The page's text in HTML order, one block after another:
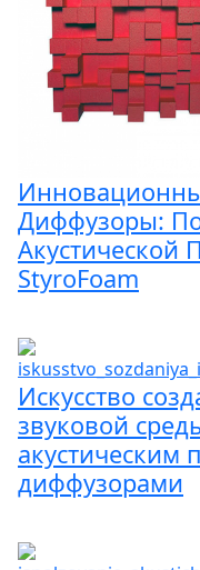
Диффузоры:
Акустической
StyroFoam
Искусство
звуковой
акустическим
диффузорами